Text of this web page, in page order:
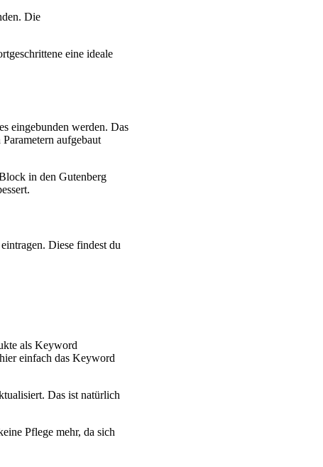
Die
eine ideale
eingebunden werden. Das
aufgebaut
in den Gutenberg
Diese findest du
als Keyword
einfach das Keyword
Das ist natürlich
Pflege mehr, da sich